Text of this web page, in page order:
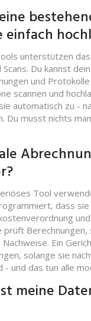
einfach
unterstützen
Du kannst
und
scannen und
automatisch zu -
Du musst nichts
Tool
dass
prüft
Ein
solange sie
- und das tun alle
meine